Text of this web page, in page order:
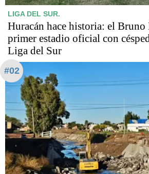
LIGA DEL SUR.
Huracán hace historia: el
primer estadio oficial con
Liga del Sur
#02